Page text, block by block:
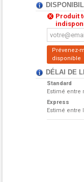
Produit
Prévenez-
disponible
DÉLAI DE
Standard
Estimé entre
Express
Estimé entre